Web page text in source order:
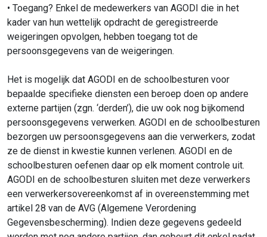
• Toegang? Enkel de medewerkers van AGODI die in het
kader van hun wettelijk opdracht de geregistreerde
weigeringen opvolgen, hebben toegang tot de
persoonsgegevens van de weigeringen.
Het is mogelijk dat AGODI en de schoolbesturen voor
bepaalde specifieke diensten een beroep doen op andere
externe partijen (zgn. ‘derden’), die uw ook nog bijkomend
persoonsgegevens verwerken. AGODI en de schoolbesturen
bezorgen uw persoonsgegevens aan die verwerkers, zodat
ze de dienst in kwestie kunnen verlenen. AGODI en de
schoolbesturen oefenen daar op elk moment controle uit.
AGODI en de schoolbesturen sluiten met deze verwerkers
een verwerkersovereenkomst af in overeenstemming met
artikel 28 van de AVG (Algemene Verordening
Gegevensbescherming). Indien deze gegevens gedeeld